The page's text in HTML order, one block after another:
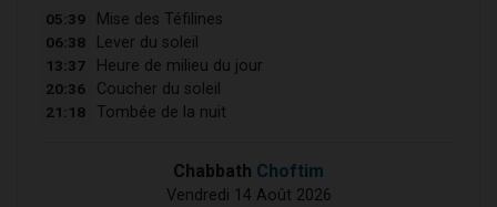
05:39 Mise des Téfilines
06:38 Lever du soleil
13:37 Heure de milieu du jour
20:36 Coucher du soleil
21:18 Tombée de la nuit
Chabbath Choftim
Vendredi 14 Août 2026